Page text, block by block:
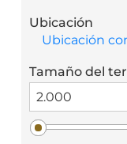
Ubicación
Ubicación
Tamaño del